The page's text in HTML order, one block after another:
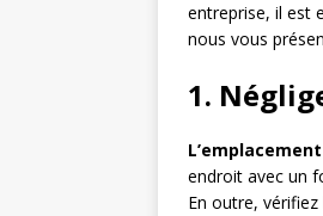
entreprise, il est
nous vous
1.
L’emplacement
endroit avec un
En outre,